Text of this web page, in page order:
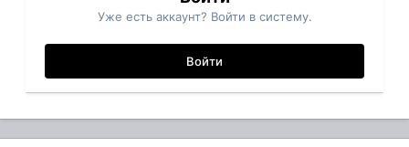
Уже есть аккаунт? Войти в систему.
Войти